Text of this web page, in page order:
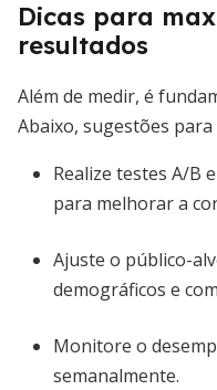
Dicas para
resultados
Além de medir, é
Abaixo, sugestões para
Realize testes A/B
para melhorar a
Ajuste o público-
demográficos e
Monitore o
semanalmente.